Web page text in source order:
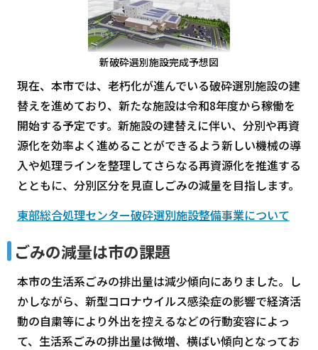
新破砕選別施設完成予想図
現在、本市では、老朽化が進んでいる破砕選別施設の建
替えを進めており、新たな施設は令和8年度から稼働を
開始する予定です。新施設の建替えに伴い、分別や再資
源化を効率よく進めることができるよう新しい機械の導
入や処理ラインを整理してさらなる再資源化を推進する
とともに、分別区分を見直しごみの減量を目指します。
東部総合処理センター破砕選別施設整備事業について
ごみの減量は市の課題
本市の生活系ごみの排出量は減少傾向にありました。し
かしながら、新型コロナウイルス感染症の影響で経済活
動の自粛等により外出を控えるなどの行動変容によっ
て、生活系ごみの排出量は微増、横ばい傾向となってお